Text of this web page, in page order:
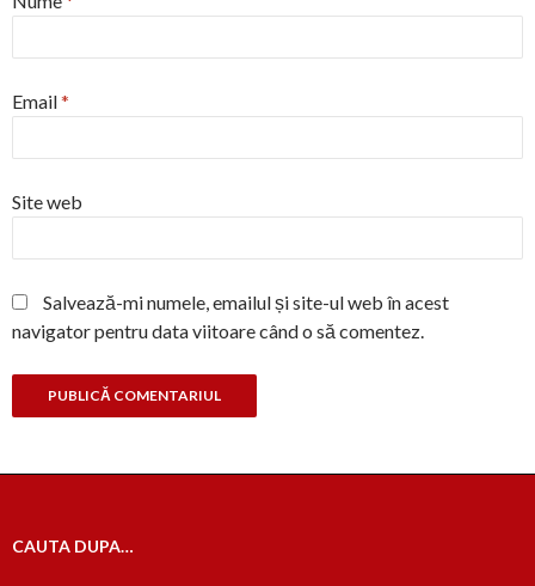
Email*
Site web
Salvează-mi numele, emailul și site-ul web în acest
navigator pentru data viitoare când o să comentez.
CAUTA DUPA…